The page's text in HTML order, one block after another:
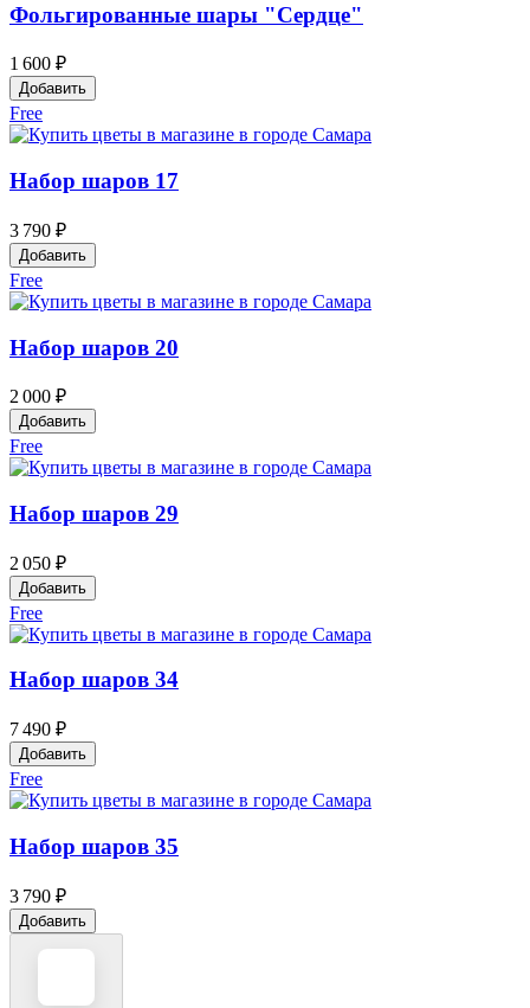
Фольгированные шары "Сердце"
1 600 ₽
Добавить
Free
Набор шаров 17
3 790 ₽
Добавить
Free
Набор шаров 20
2 000 ₽
Добавить
Free
Набор шаров 29
2 050 ₽
Добавить
Free
Набор шаров 34
7 490 ₽
Добавить
Free
Набор шаров 35
3 790 ₽
Добавить